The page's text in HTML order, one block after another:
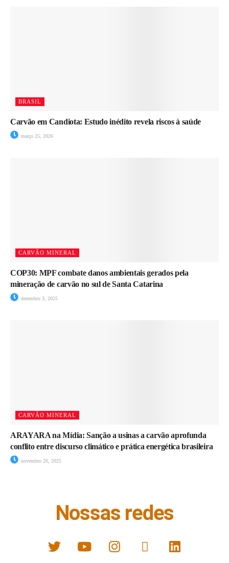
BRASIL
Carvão em Candiota: Estudo inédito revela riscos à saúde
março 25, 2026
CARVÃO MINERAL
COP30: MPF combate danos ambientais gerados pela
mineração de carvão no sul de Santa Catarina
dezembro 3, 2025
CARVÃO MINERAL
ARAYARA na Mídia: Sanção a usinas a carvão aprofunda
conflito entre discurso climático e prática energética brasileira
novembro 26, 2025
Nossas redes